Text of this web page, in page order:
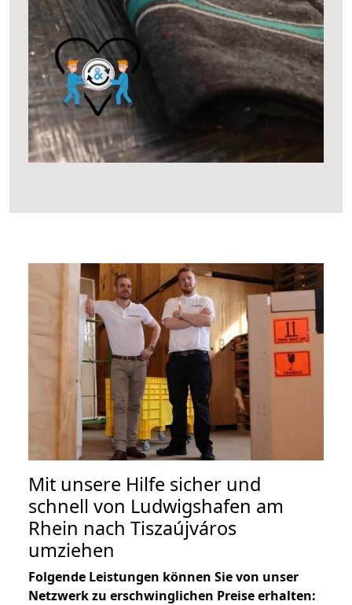
Mit unsere Hilfe sicher und
schnell von Ludwigshafen am
Rhein nach Tiszaújváros
umziehen
Folgende Leistungen können Sie von unser
Netzwerk zu erschwinglichen Preise erhalten: